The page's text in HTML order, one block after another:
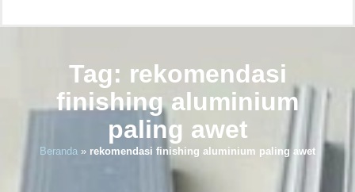
Tag: rekomendasi
finishing aluminium
paling awet
Beranda » rekomendasi finishing aluminium paling awet